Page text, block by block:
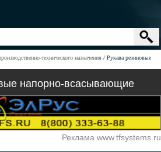
технического назначения
Рукава резиновые
напорно-всасывающие
Реклама www.tfsystems.ru